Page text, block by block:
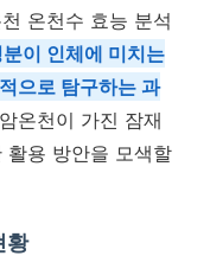
온천수 효능 분석
이 인체에 미치는
으로 탐구하는 과
온천이 가진 잠재
활용 방안을 모색할
황